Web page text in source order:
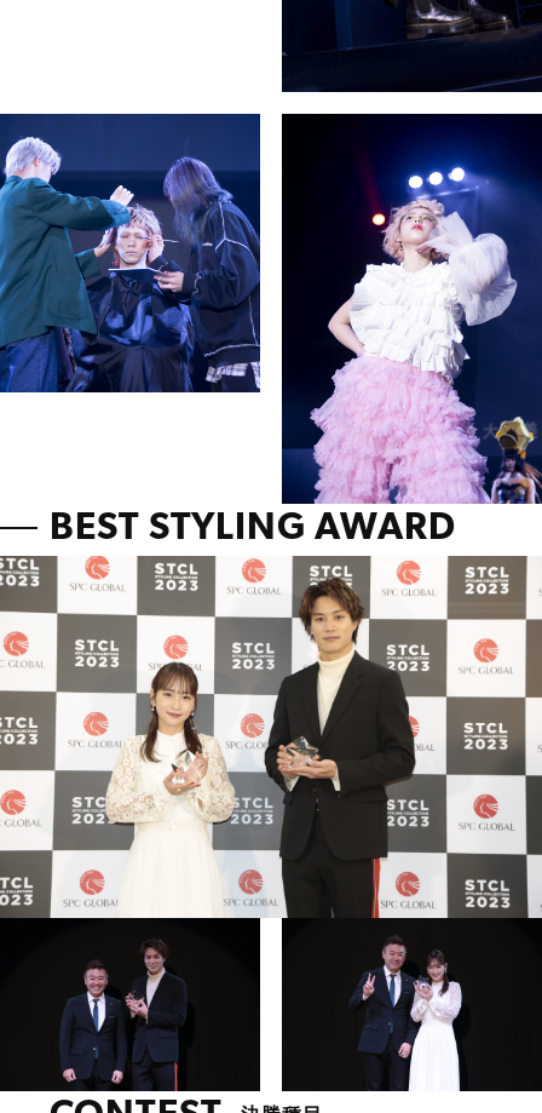
BEST STYLING AWARD